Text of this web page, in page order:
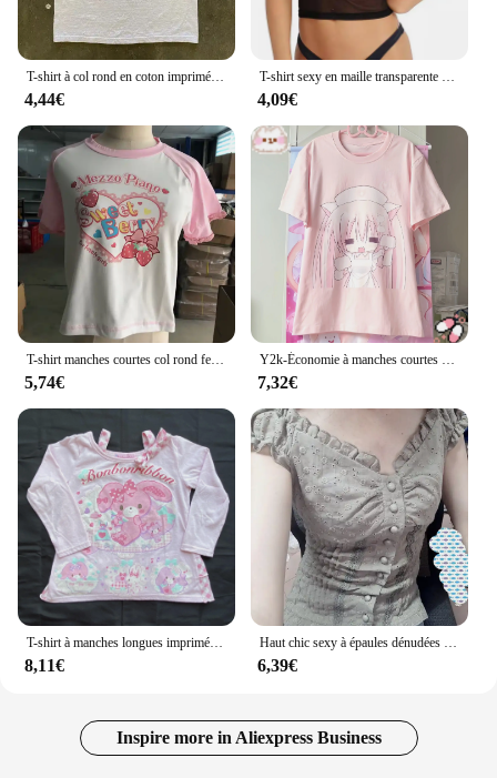
T-shirt à col rond en coton imprimé Harajuku pour hommes et femmes, vêtements de mode vintage, t-shirt Hip Hop de rue, été, Y2K
4,44€
T-shirt sexy en maille transparente pour femmes, haut court, noir, mince, manches courtes, vêtements pour femmes, chemisier transparent
4,09€
T-shirt manches courtes col rond femme, mignon, estival, à la mode, Harvey imprimé, Y2k Y-2024
5,74€
Y2k-Économie à manches courtes pour femmes, vêtements pour femmes, dessin animé mignon, impression d'anime, sous-culture, Harajuku, nouveau, t-shirts doux Kawaii, été
7,32€
T-shirt à manches longues imprimé anime pour femmes, faux deux t-shirts, t-shirts japonais Y2K, vêtements mignons décontractés, mode
8,11€
Haut chic sexy à épaules dénudées pour dames, petit parfum, beaux vêtements pour dames, médicaments de rue Y2K, vente en gros de médicaments
6,39€
Inspire more in Aliexpress Business